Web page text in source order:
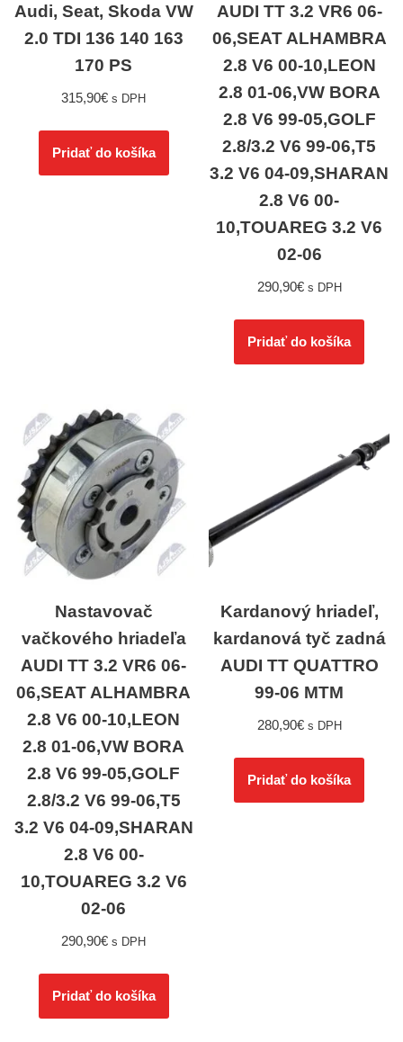
Audi, Seat, Skoda VW
2.0 TDI 136 140 163
170 PS
315,90€ s DPH
Pridať do košíka
AUDI TT 3.2 VR6 06-
06,SEAT ALHAMBRA
2.8 V6 00-10,LEON
2.8 01-06,VW BORA
2.8 V6 99-05,GOLF
2.8/3.2 V6 99-06,T5
3.2 V6 04-09,SHARAN
2.8 V6 00-
10,TOUAREG 3.2 V6
02-06
290,90€ s DPH
Pridať do košíka
Nastavovač
vačkového hriadeľa
AUDI TT 3.2 VR6 06-
06,SEAT ALHAMBRA
2.8 V6 00-10,LEON
2.8 01-06,VW BORA
2.8 V6 99-05,GOLF
2.8/3.2 V6 99-06,T5
3.2 V6 04-09,SHARAN
2.8 V6 00-
10,TOUAREG 3.2 V6
02-06
290,90€ s DPH
Pridať do košíka
Kardanový hriadeľ,
kardanová tyč zadná
AUDI TT QUATTRO
99-06 MTM
280,90€ s DPH
Pridať do košíka